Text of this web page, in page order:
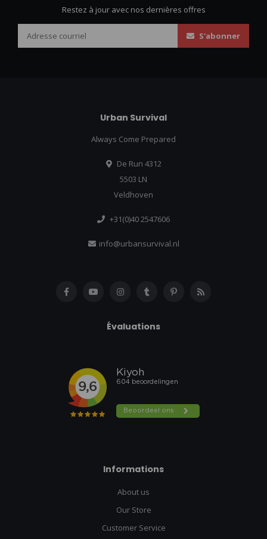
Restez à jour avec nos dernières offres
S'abonner
Urban Survival
Always Come Prepared
De Run 4312
5503 LN
Veldhoven
+31(0)40 2547606
info@urbansurvival.nl
Évaluations
Informations
About us
Our Store
Customer Service